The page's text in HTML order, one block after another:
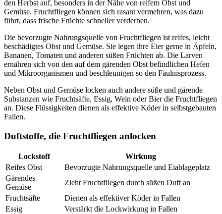
den Herbst auf, besonders in der Nähe von reifem Obst und
Gemüse. Fruchtfliegen können sich rasant vermehren, was dazu
führt, dass frische Früchte schneller verderben.
Die bevorzugte Nahrungsquelle von Fruchtfliegen ist reifes, leicht
beschädigtes Obst und Gemüse. Sie legen ihre Eier gerne in Äpfeln,
Bananen, Tomaten und anderen süßen Früchten ab. Die Larven
ernähren sich von den auf dem gärenden Obst befindlichen Hefen
und Mikroorganismen und beschleunigen so den Fäulnisprozess.
Neben Obst und Gemüse locken auch andere süße und gärende
Substanzen wie Fruchtsäfte, Essig, Wein oder Bier die Fruchtfliegen
an. Diese Flüssigkeiten dienen als effektive Köder in selbstgebauten
Fallen.
Duftstoffe, die Fruchtfliegen anlocken
Lockstoff
Wirkung
Reifes Obst
Bevorzugte Nahrungsquelle und Eiablageplatz
Gärendes
Gemüse
Zieht Fruchtfliegen durch süßen Duft an
Fruchtsäfte
Dienen als effektiver Köder in Fallen
Essig
Verstärkt die Lockwirkung in Fallen